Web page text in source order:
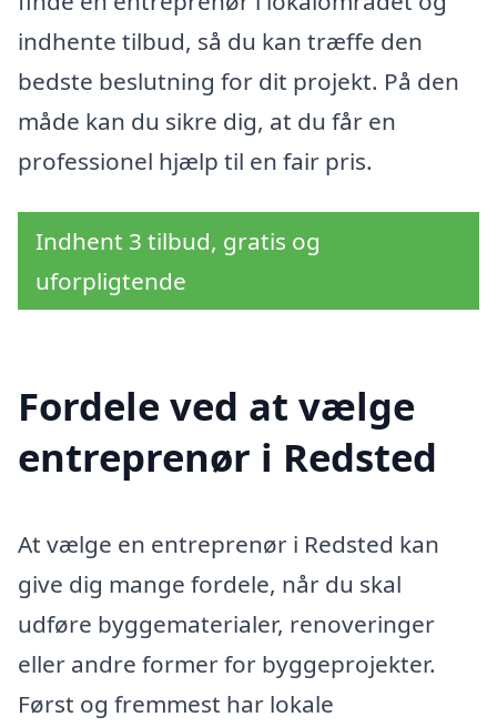
indhente tilbud, så du kan træffe den
bedste beslutning for dit projekt. På den
måde kan du sikre dig, at du får en
professionel hjælp til en fair pris.
Indhent 3 tilbud, gratis og
uforpligtende
Fordele ved at vælge
entreprenør i Redsted
At vælge en entreprenør i Redsted kan
give dig mange fordele, når du skal
udføre byggematerialer, renoveringer
eller andre former for byggeprojekter.
Først og fremmest har lokale